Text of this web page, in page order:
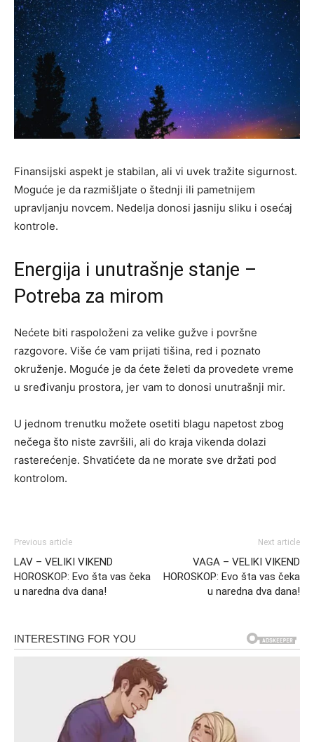
Finansijski aspekt je stabilan, ali vi uvek tražite sigurnost.
Moguće je da razmišljate o štednji ili pametnijem
upravljanju novcem. Nedelja donosi jasniju sliku i osećaj
kontrole.
Energija i unutrašnje stanje –
Potreba za mirom
Nećete biti raspoloženi za velike gužve i površne
razgovore. Više će vam prijati tišina, red i poznato
okruženje. Moguće je da ćete želeti da provedete vreme
u sređivanju prostora, jer vam to donosi unutrašnji mir.
U jednom trenutku možete osetiti blagu napetost zbog
nečega što niste završili, ali do kraja vikenda dolazi
rasterećenje. Shvatićete da ne morate sve držati pod
kontrolom.
Previous article
LAV – VELIKI VIKEND
HOROSKOP: Evo šta vas čeka
u naredna dva dana!
Next article
VAGA – VELIKI VIKEND
HOROSKOP: Evo šta vas čeka
u naredna dva dana!